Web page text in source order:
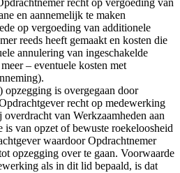
en aannemelijk te maken
op vergoeding van additionele
reeds heeft gemaakt en kosten die
annulering van ingeschakelde
– eventuele kosten met
opzegging is overgegaan door
recht op medewerking
van Werkzaamheden aan
is van opzet of bewuste roekeloosheid
waardoor Opdrachtnemer
opzegging over te gaan. Voorwaarde
als in dit lid bepaald, is dat